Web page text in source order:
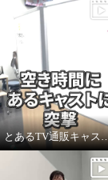
とあるTV通販